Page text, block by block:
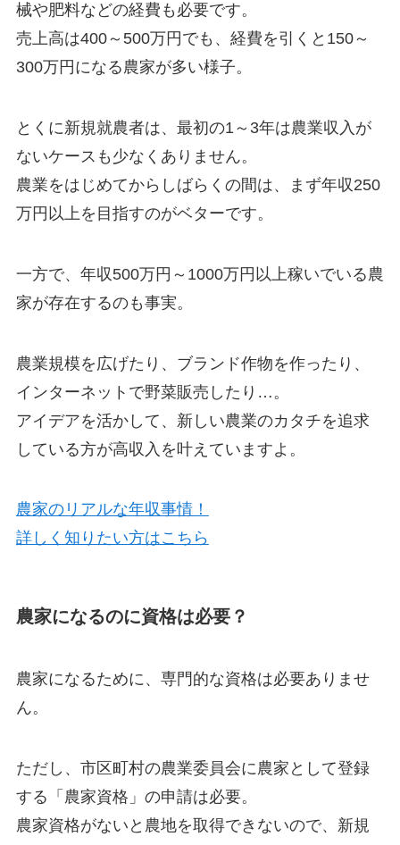
械や肥料などの経費も必要です。
売上高は400～500万円でも、 経費を引くと150～
300万円になる農家が多い様子。
とくに新規就農者は、 最初の1～3年は農業収入が
ないケース も少なくありません。
農業をはじめてからしばらくの間は、まず年収250
万円以上を目指すのがベターです。
一方で、 年収500万円～1000万円以上稼いでいる農
家が存在するのも事実。
農業規模を広げたり、ブランド作物を作ったり、
インターネットで野菜販売したり…。
アイデアを活かして、 新しい農業のカタチを追求
している方が高収入を叶えていますよ。
農家のリアルな年収事情！
詳しく知りたい方はこちら
農家になるのに資格は必要？
農家になるために、専門的な資格は必要ありませ
ん。
ただし、市区町村の農業委員会に農家として登録
する 「農家資格」 の申請は必要。
農家資格がないと農地を取得できないので、新規